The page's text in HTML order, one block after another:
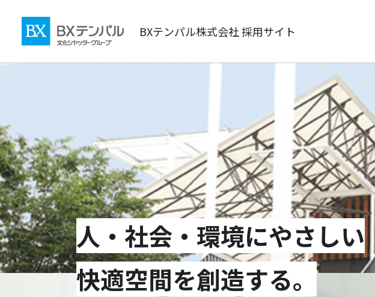
BXテンパル株式会社 採用サイト
人・社会・環境にやさしい
快適空間を創造する。